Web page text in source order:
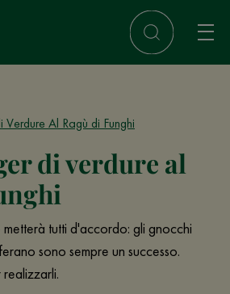
Verdure Al Ragù di Funghi
di verdure al
tutti d'accordo: gli gnocchi
sono sempre un successo.